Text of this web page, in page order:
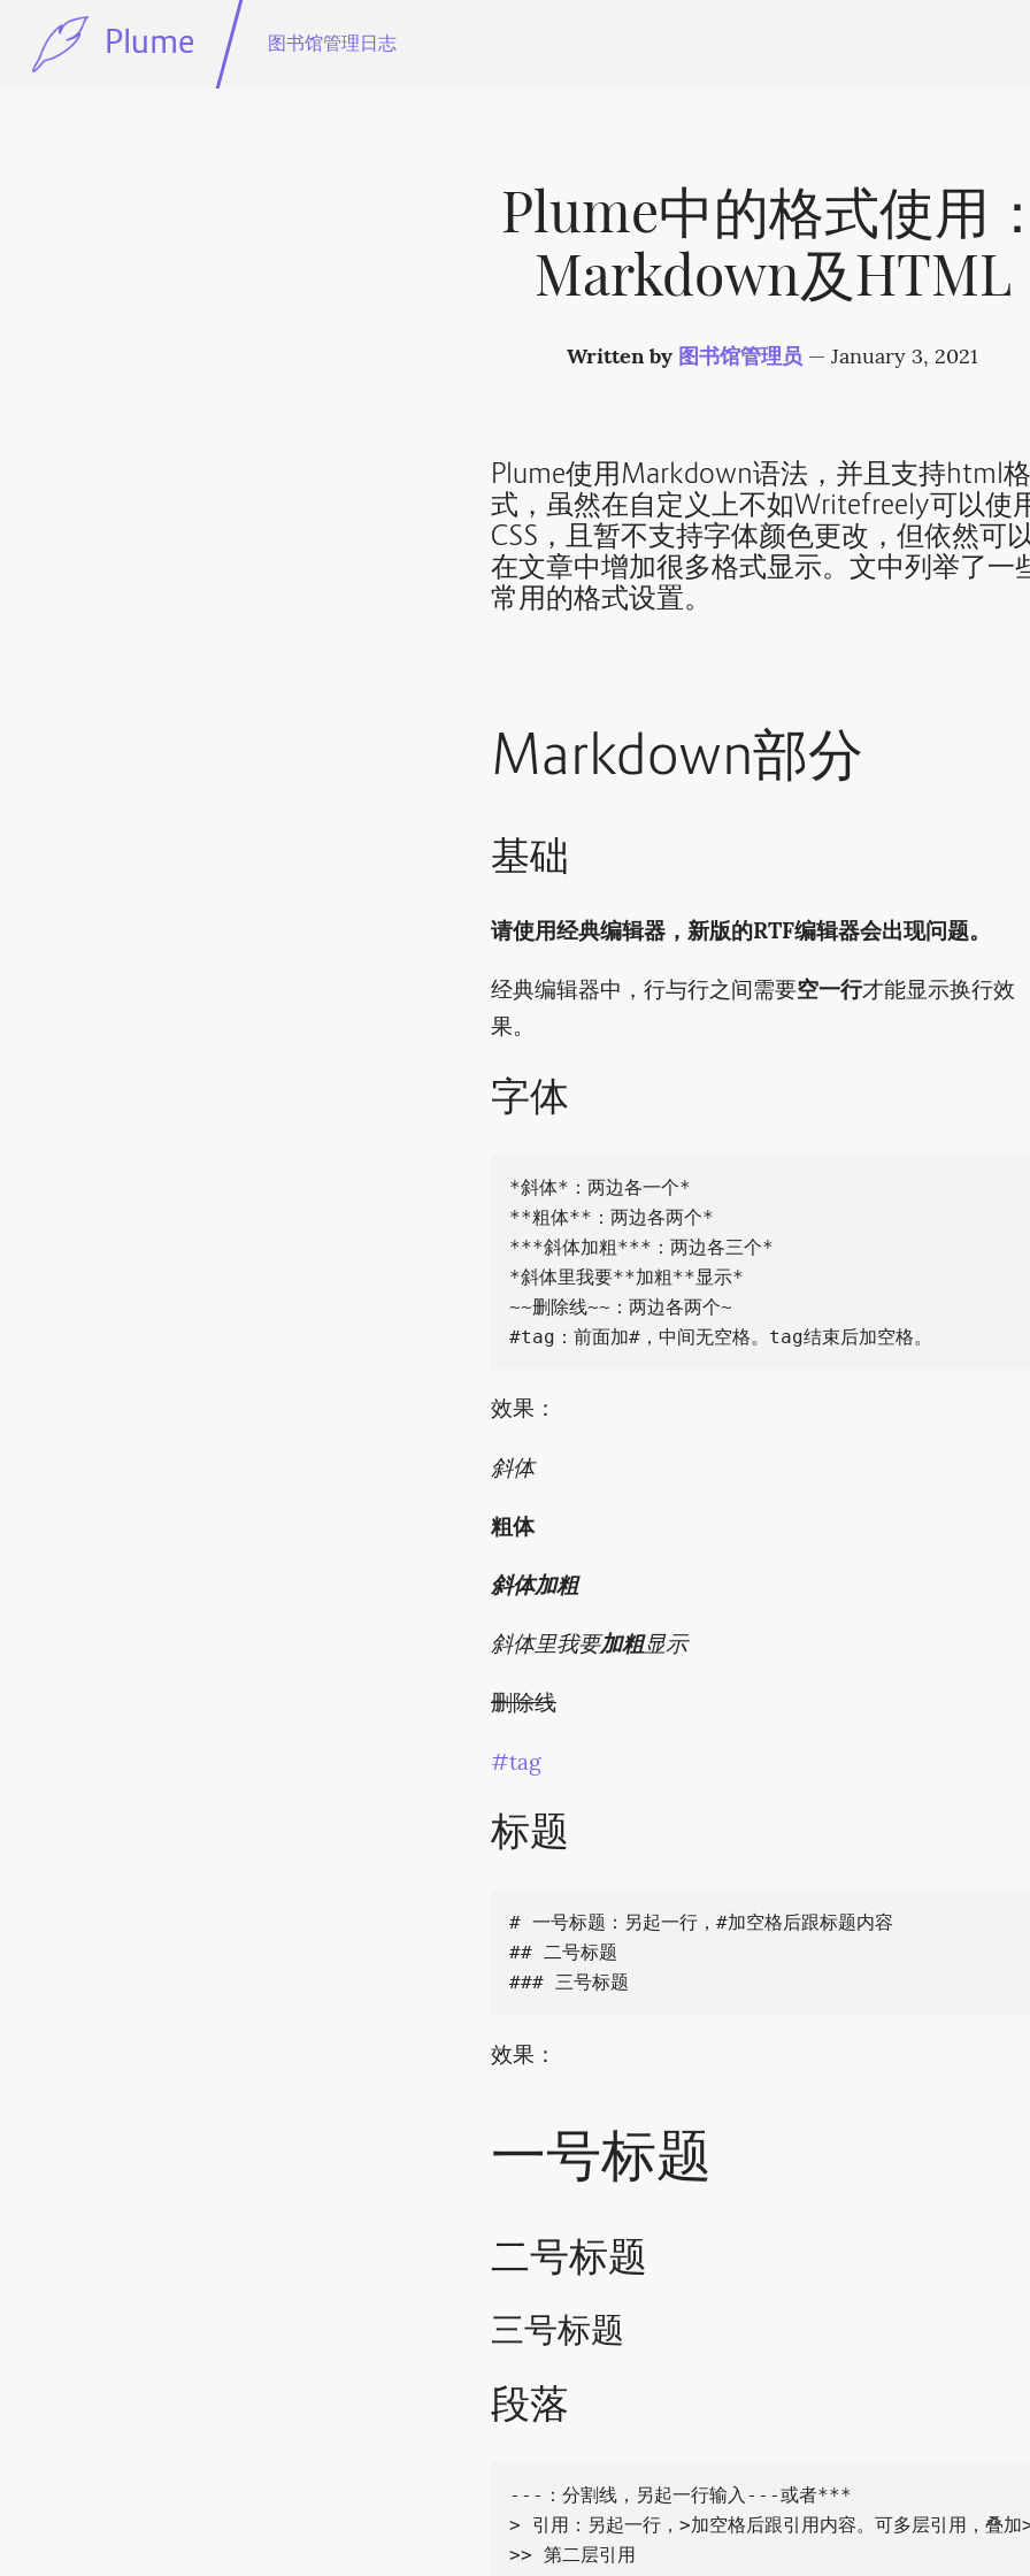
Plume 图书馆管理日志
Plume中的格式使用
Markdown及HTML
Written by 图书馆管理员 — January 3, 2021
Plume使用Markdown语法，并且支持html格
式，虽然在自定义上不如Writefreely可以使
CSS，且暂不支持字体颜色更改，但依然可
在文章中增加很多格式显示。文中列举了一
常用的格式设置。
Markdown部分
基础
请使用经典编辑器，新版的RTF编辑器会出现问题。
经典编辑器中，行与行之间需要空一行才能显示换行效
果。
字体
*斜体*：两边各一个*
**粗体**：两边各两个*
***斜体加粗***：两边各三个*
*斜体里我要**加粗**显示*
~~删除线~~：两边各两个~
效果：
斜体
粗体
斜体加粗
斜体里我要加粗显示
删除线
#tag
标题
# 一号标题：另起一行，#加空格后跟标题内容
## 二号标题
效果：
一号标题
二号标题
三号标题
段落
---：分割线，另起一行输入---或者***
> 引用：另起一行，>加空格后跟引用内容。可多层引用，叠加
>> 第二层引用